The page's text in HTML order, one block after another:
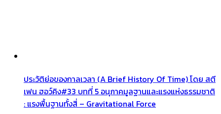
ประวัติย่อของกาลเวลา (A Brief History Of Time) โดย สตี
เฟน ฮอว์คิง#33 บทที่ 5 อนุภาคมูลฐานและแรงแห่งธรรมชาติ
: แรงพื้นฐานทั้งสี่ – Gravitational Force